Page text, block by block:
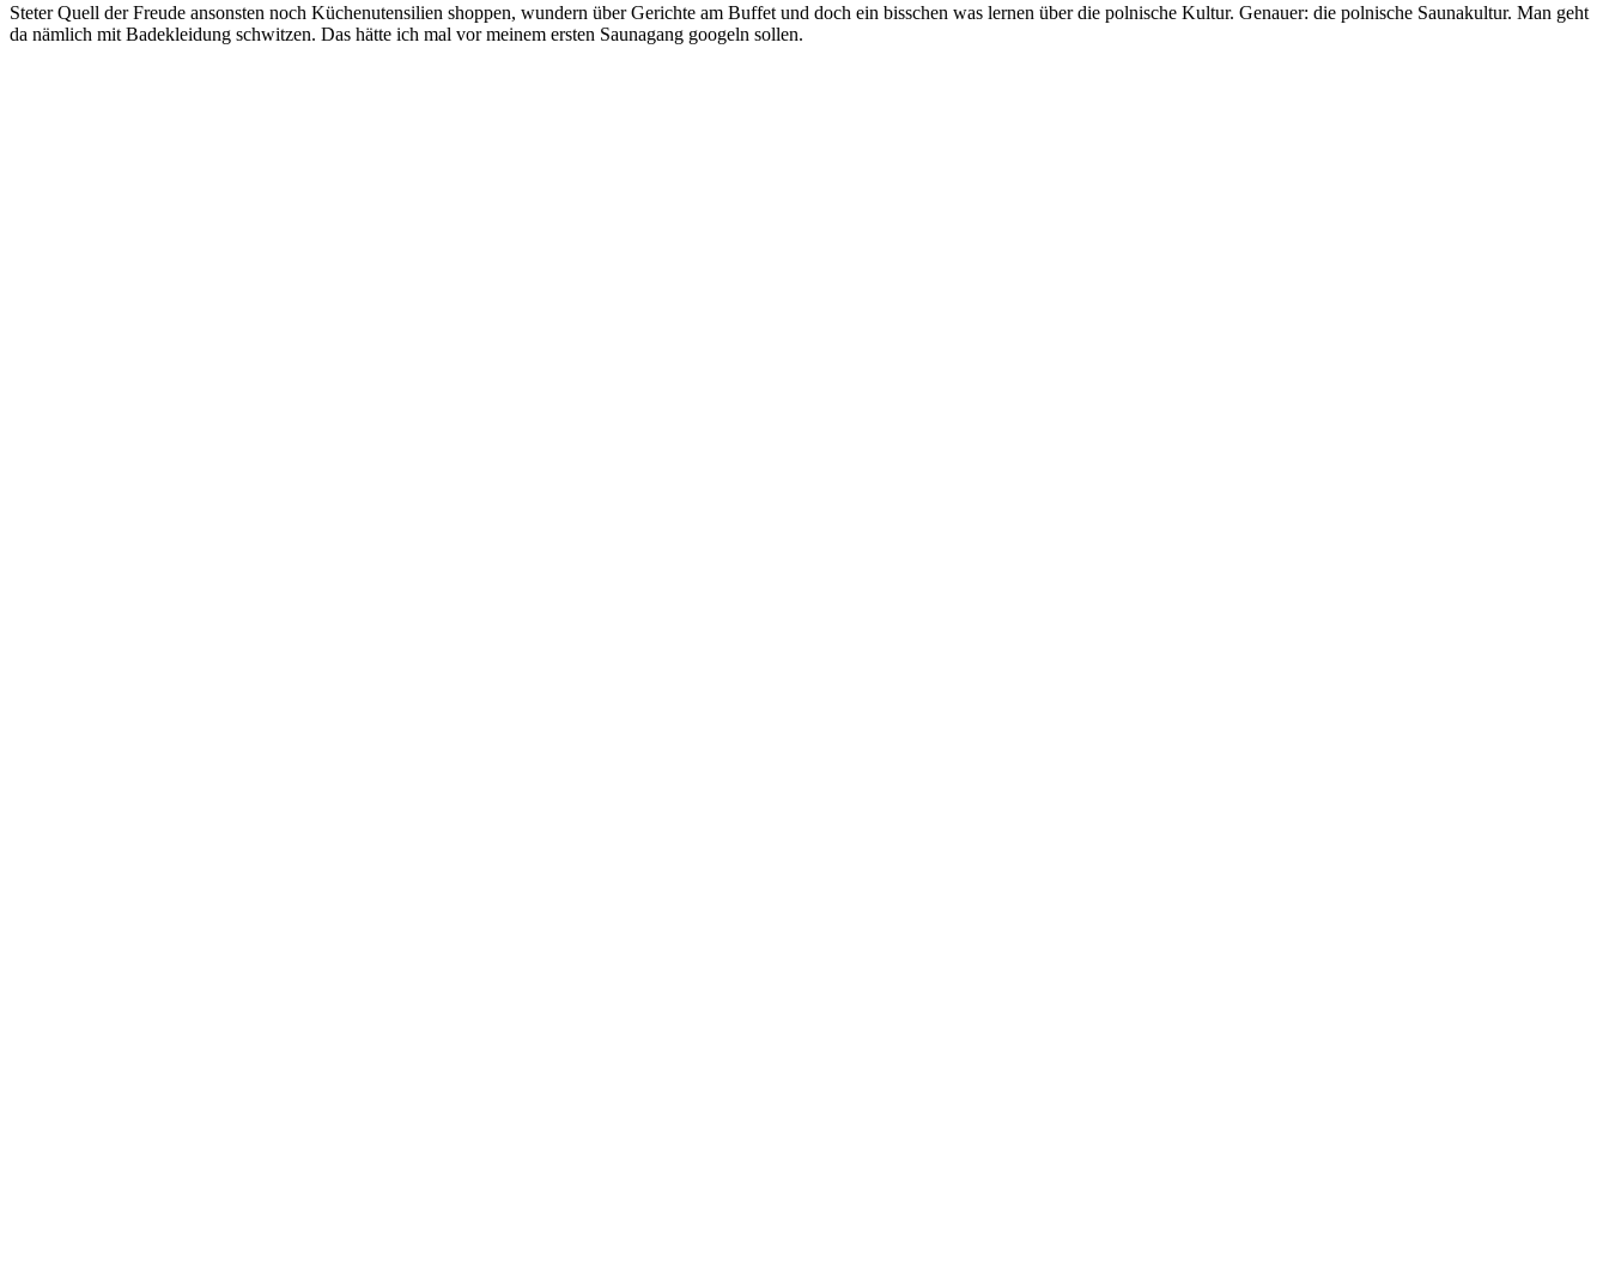
Steter Quell der Freude ansonsten noch Küchenutensilien shoppen, wundern über Gerichte am Buffet und doch ein bisschen was lernen über die polnische Kultur. Genauer: die polnische Saunakultur. Man geht
da nämlich mit Badekleidung schwitzen. Das hätte ich mal vor meinem ersten Saunagang googeln sollen.